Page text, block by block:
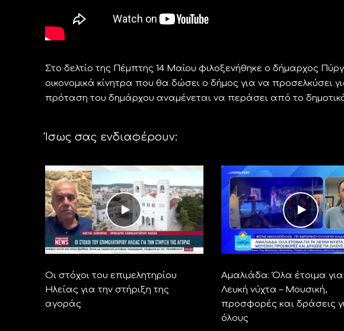
Στο δελτίο της Πέμπτης 14 Μαΐου φιλοξενήθηκε ο δήμαρχος
οικονομικά κίνητρα που θα δώσει ο δήμος για να προσελκύσει
πρόταση του δημάρχου αναμένεται να περάσει από το
Ίσως σας ενδιαφέρουν:
Οι στόχοι του επιμελητηρίου
Ηλείας για την στήριξη της
αγοράς
Αμαλιάδα: Όλα έτοιμα για
Λευκή νύχτα – Μουσική,
προσφορές και δράσεις
όλους